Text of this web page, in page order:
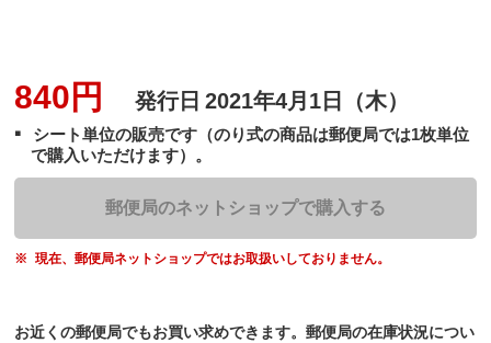
840円 発行日 2021年4月1日（木）
シート単位の販売です（のり式の商品は郵便局では1枚単位
で購入いただけます）。
郵便局のネットショップで購入する
現在、郵便局ネットショップではお取扱いしておりません。
お近くの郵便局でもお買い求めできます。郵便局の在庫状況につい